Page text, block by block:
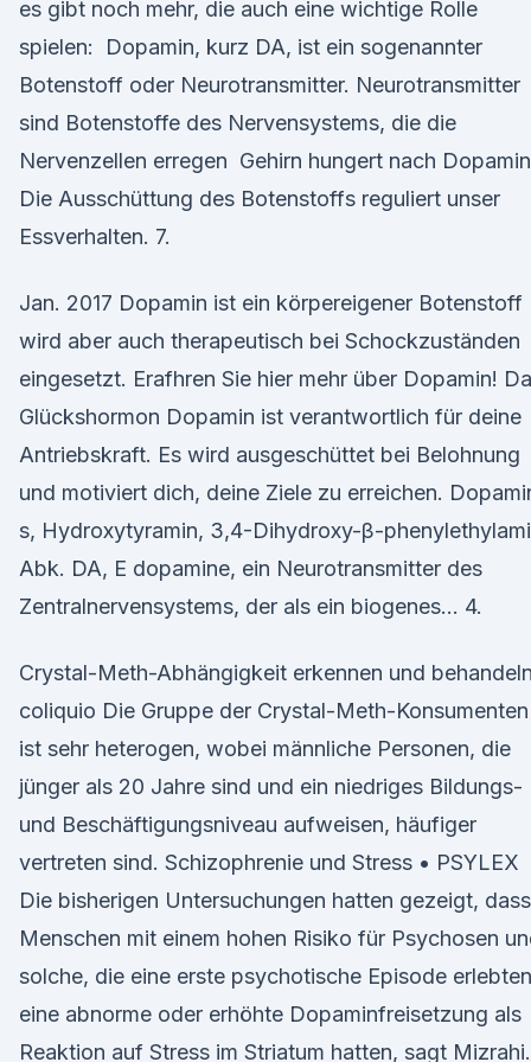
es gibt noch mehr, die auch eine wichtige Rolle
spielen: Dopamin, kurz DA, ist ein sogenannter
Botenstoff oder Neurotransmitter. Neurotransmitter
sind Botenstoffe des Nervensystems, die die
Nervenzellen erregen Gehirn hungert nach
Die Ausschüttung des Botenstoffs reguliert unser
Essverhalten. 7.
Jan. 2017 Dopamin ist ein körpereigener Botenstoff
wird aber auch therapeutisch bei Schockzuständen
eingesetzt. Erafhren Sie hier mehr über Dopamin!
Glückshormon Dopamin ist verantwortlich für deine
Antriebskraft. Es wird ausgeschüttet bei Belohnung
und motiviert dich, deine Ziele zu erreichen.
s, Hydroxytyramin, 3,4-Dihydroxy-β-
Abk. DA, E dopamine, ein Neurotransmitter des
Zentralnervensystems, der als ein biogenes… 4.
Crystal-Meth-Abhängigkeit erkennen und
coliquio Die Gruppe der Crystal-Meth-Konsumenten
ist sehr heterogen, wobei männliche Personen, die
jünger als 20 Jahre sind und ein niedriges Bildungs-
und Beschäftigungsniveau aufweisen, häufiger
vertreten sind. Schizophrenie und Stress • PSYLEX
Die bisherigen Untersuchungen hatten gezeigt, dass
Menschen mit einem hohen Risiko für Psychosen
solche, die eine erste psychotische Episode
eine abnorme oder erhöhte Dopaminfreisetzung als
Reaktion auf Stress im Striatum hatten, sagt Mizrahi.